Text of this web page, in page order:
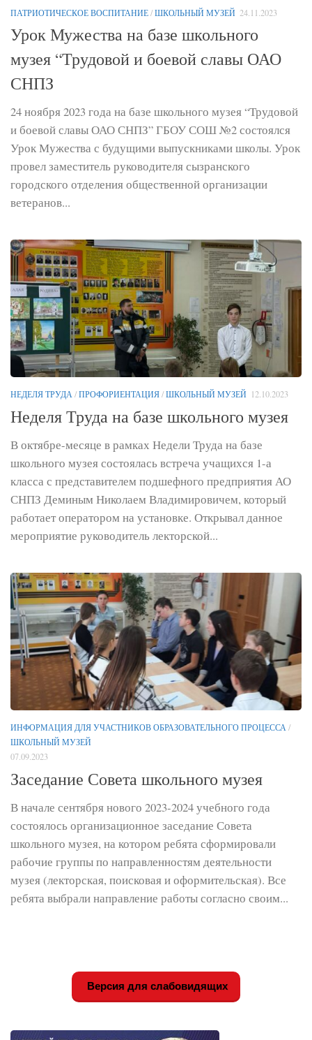
ПАТРИОТИЧЕСКОЕ ВОСПИТАНИЕ/ШКОЛЬНЫЙ МУЗЕЙ 24.11.2023
Урок Мужества на базе школьного
музея “Трудовой и боевой славы ОАО
СНПЗ
24 ноября 2023 года на базе школьного музея “Трудовой
и боевой славы ОАО СНПЗ” ГБОУ СОШ №2 состоялся
Урок Мужества с будущими выпускниками школы. Урок
провел заместитель руководителя сызранского
городского отделения общественной организации
ветеранов...
НЕДЕЛЯ ТРУДА/ПРОФОРИЕНТАЦИЯ/ШКОЛЬНЫЙ МУЗЕЙ 12.10.2023
Неделя Труда на базе школьного музея
В октябре-месяце в рамках Недели Труда на базе
школьного музея состоялась встреча учащихся 1-а
класса с представителем подшефного предприятия АО
СНПЗ Деминым Николаем Владимировичем, который
работает оператором на установке. Открывал данное
мероприятие руководитель лекторской...
ИНФОРМАЦИЯ ДЛЯ УЧАСТНИКОВ ОБРАЗОВАТЕЛЬНОГО ПРОЦЕССА /
ШКОЛЬНЫЙ МУЗЕЙ
07.09.2023
Заседание Совета школьного музея
В начале сентября нового 2023-2024 учебного года
состоялось организационное заседание Совета
школьного музея, на котором ребята сформировали
рабочие группы по направленностям деятельности
музея (лекторская, поисковая и оформительская). Все
ребята выбрали направление работы согласно своим...
Версия для слабовидящих